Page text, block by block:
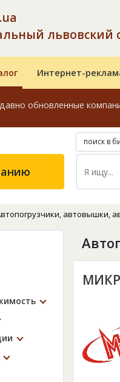
львовский
Интернет-
обновленные
поиск в
автовышки,